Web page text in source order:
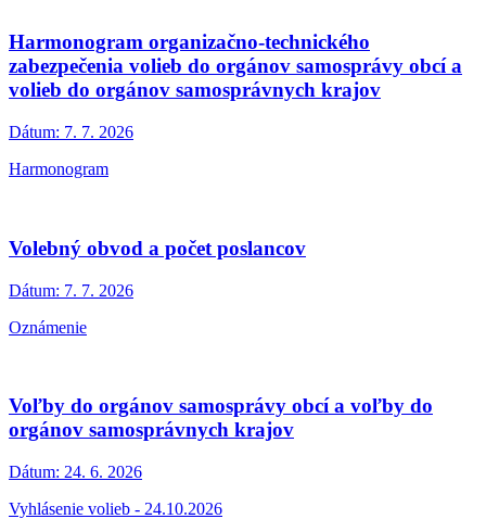
Harmonogram organizačno-technického
zabezpečenia volieb do orgánov samosprávy obcí a
volieb do orgánov samosprávnych krajov
Dátum: 7. 7. 2026
Harmonogram
Volebný obvod a počet poslancov
Dátum: 7. 7. 2026
Oznámenie
Voľby do orgánov samosprávy obcí a voľby do
orgánov samosprávnych krajov
Dátum: 24. 6. 2026
Vyhlásenie volieb - 24.10.2026